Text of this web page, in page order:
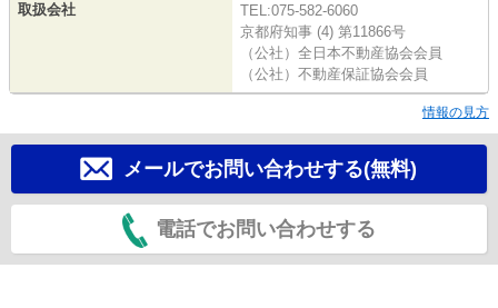
取扱会社
TEL:075-582-6060
京都府知事 (4) 第11866号
（公社）全日本不動産協会会員
（公社）不動産保証協会会員
情報の見方
メールでお問い合わせする(無料)
電話でお問い合わせする